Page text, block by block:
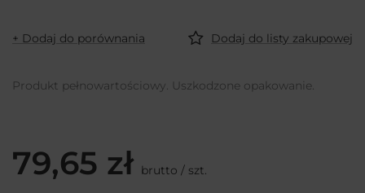
+ Dodaj do porównania Dodaj do listy zakupowej
Produkt pełnowartościowy. Uszkodzone opakowanie.
79,65 zł brutto / szt.